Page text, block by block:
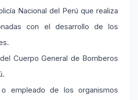
Nacional del Perú que realiza
con el desarrollo de los
Cuerpo General de Bomberos
empleado de los organismos